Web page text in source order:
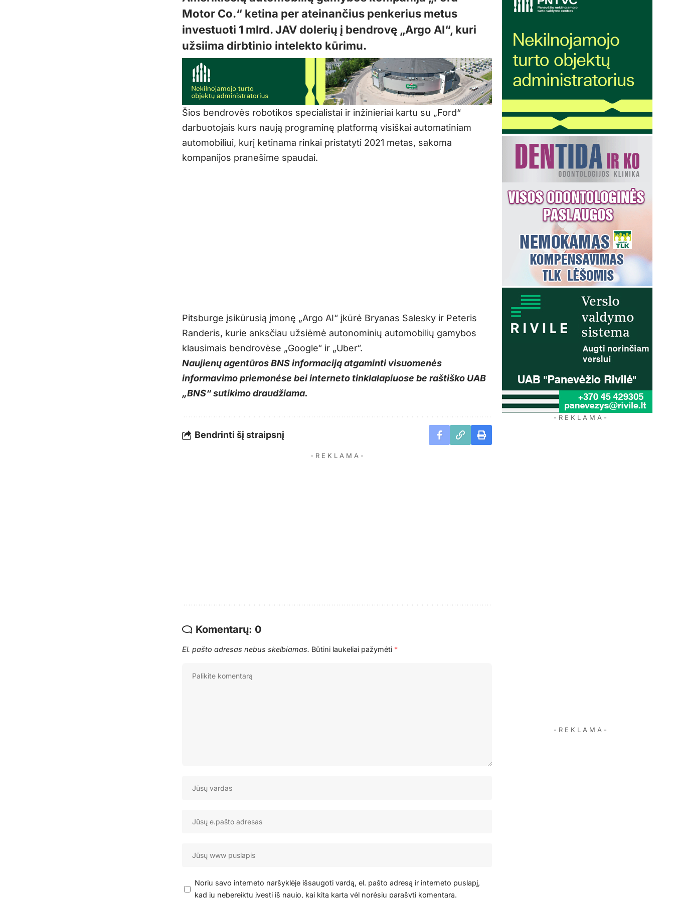
Motor Co.“ ketina per ateinančius penkerius metus
investuoti 1 mlrd. JAV dolerių į bendrovę „Argo AI“, kuri
užsiima dirbtinio intelekto kūrimu.
Šios bendrovės robotikos specialistai ir inžinieriai kartu su „Ford“
darbuotojais kurs naują programinę platformą visiškai automatiniam
automobiliui, kurį ketinama rinkai pristatyti 2021 metas, sakoma
kompanijos pranešime spaudai.
Pitsburge įsikūrusią įmonę „Argo AI“ įkūrė Bryanas Salesky ir Peteris
Randeris, kurie anksčiau užsiėmė autonominių automobilių gamybos
klausimais bendrovėse „Google“ ir „Uber“.
Naujienų agentūros BNS informaciją atgaminti visuomenės
informavimo priemonėse bei interneto tinklalapiuose be raštiško UAB
„BNS“ sutikimo draudžiama.
Bendrinti šį straipsnį
- R E K L A M A -
Komentarų: 0
El. pašto adresas nebus skelbiamas. Būtini laukeliai pažymėti *
Noriu savo interneto naršyklėje išsaugoti vardą, el. pašto adresą ir interneto puslapį,
kad jų nebereiktų įvesti iš naujo, kai kitą kartą vėl norėsiu parašyti komentarą.
- R E K L A M A -
- R E K L A M A -